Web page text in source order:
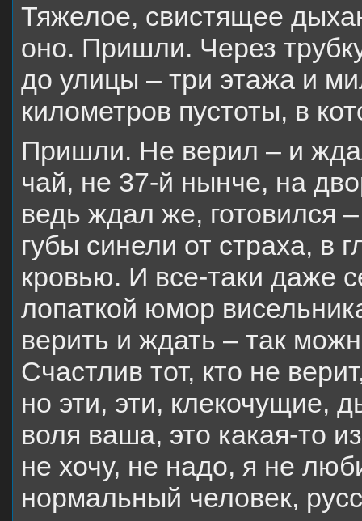
Тяжелое, свистящее
оно. Пришли. Через
до улицы – три этажа и
километров пустоты, в
Пришли. Не верил – и
чай, не 37-й нынче, на
ведь ждал же, готовился
губы синели от страха, в
кровью. И все-таки даже
лопаткой юмор
верить и ждать – так
Счастлив тот, кто не
но эти, эти, клекочущие,
воля ваша, это какая-то
не хочу, не надо, я не
нормальный человек,